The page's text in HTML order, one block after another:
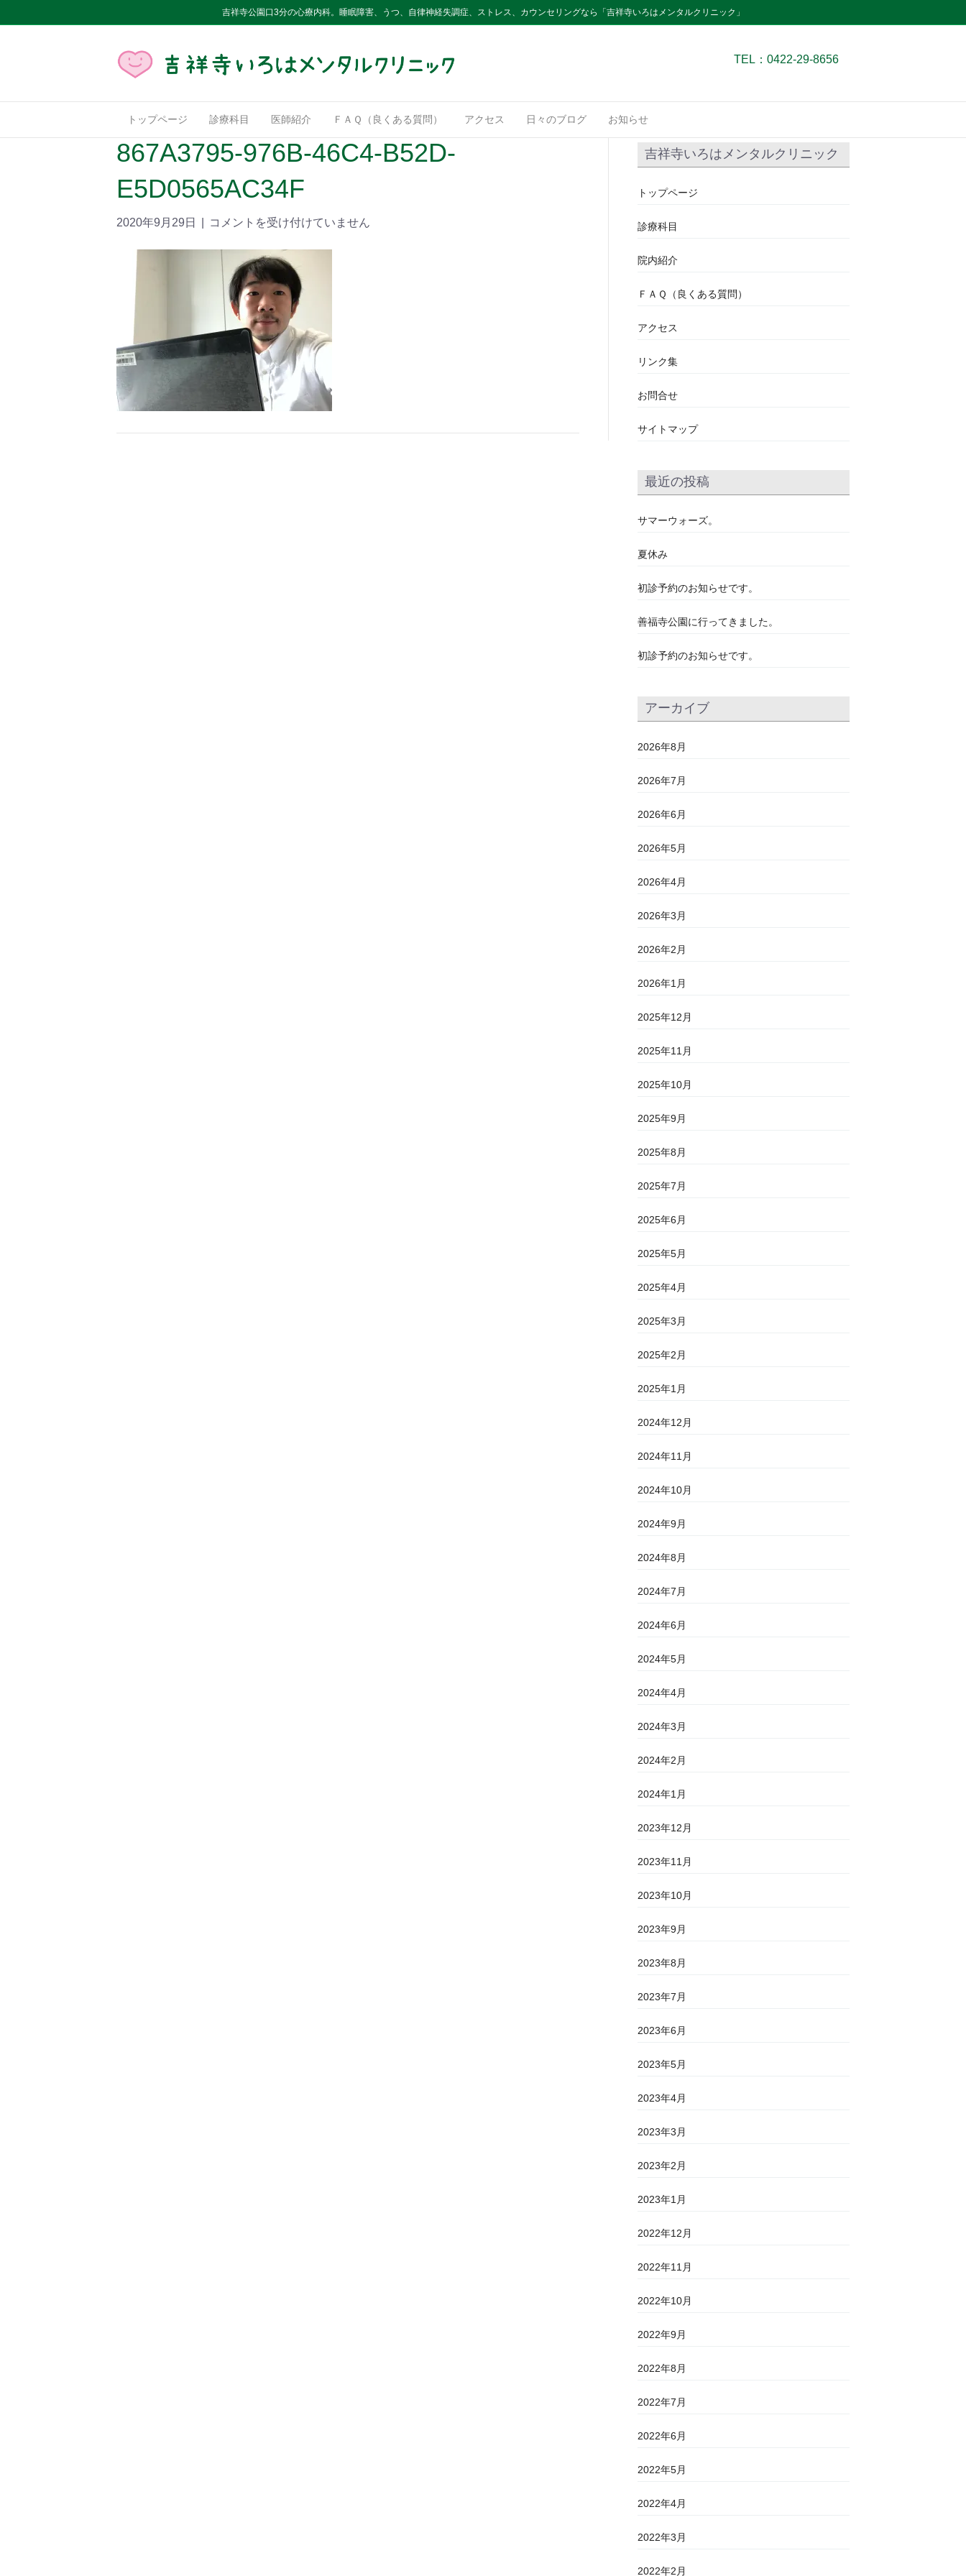
吉祥寺公園口3分の心療内科。睡眠障害、うつ、自律神経失調症、ストレス、カウンセリングなら「吉祥寺いろはメンタルクリニック」
TEL：0422-29-8656
トップページ 診療科目 医師紹介 ＦＡＱ（良くある質問） アクセス 日々のブログ お知らせ
867A3795-976B-46C4-B52D-
E5D0565AC34F
2020年9月29日 コメントを受け付けていません
吉祥寺いろはメンタルクリニック
トップページ
診療科目
院内紹介
ＦＡＱ（良くある質問）
アクセス
リンク集
お問合せ
サイトマップ
最近の投稿
サマーウォーズ。
夏休み
初診予約のお知らせです。
善福寺公園に行ってきました。
初診予約のお知らせです。
アーカイブ
2026年8月
2026年7月
2026年6月
2026年5月
2026年4月
2026年3月
2026年2月
2026年1月
2025年12月
2025年11月
2025年10月
2025年9月
2025年8月
2025年7月
2025年6月
2025年5月
2025年4月
2025年3月
2025年2月
2025年1月
2024年12月
2024年11月
2024年10月
2024年9月
2024年8月
2024年7月
2024年6月
2024年5月
2024年4月
2024年3月
2024年2月
2024年1月
2023年12月
2023年11月
2023年10月
2023年9月
2023年8月
2023年7月
2023年6月
2023年5月
2023年4月
2023年3月
2023年2月
2023年1月
2022年12月
2022年11月
2022年10月
2022年9月
2022年8月
2022年7月
2022年6月
2022年5月
2022年4月
2022年3月
2022年2月